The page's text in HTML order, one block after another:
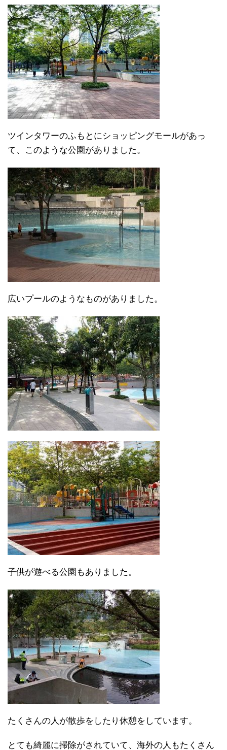
ツインタワーのふもとにショッピングモールがあっ
て、このような公園がありました。
広いプールのようなものがありました。
子供が遊べる公園もありました。
たくさんの人が散歩をしたり休憩をしています。
とても綺麗に掃除がされていて、海外の人もたくさん